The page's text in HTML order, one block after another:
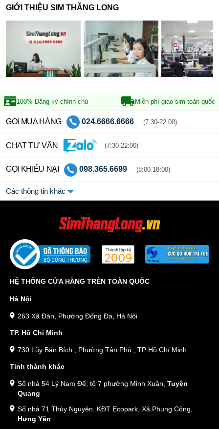
GIỚI THIỆU SIM THĂNG LONG
100% Đăng ký chính chủ Miễn phí giao sim toàn quốc
GỌI MUA HÀNG 024.6666.6666 (7:30-22:00)
CHAT TƯ VẤN (7:30-22:00)
GỌI KHIẾU NẠI 098.365.6699 (8:00-18:00)
Các thông tin khác
HỆ THỐNG CỬA HÀNG TRÊN TOÀN QUỐC
Hà Nội
263 Xã Đàn, Phường Đống Đa, Hà Nội
TP. Hồ Chí Minh
730 Lũy Bán Bích , Phường Tân Phú , TP Hồ Chí Minh
Tỉnh thành khác
Số nhà 54 Lý Nam Đế, tổ 7 phường Minh Xuân, Tuyên
Quang
Số nhà 71 Thủy Nguyên, KĐT Ecopark, Xã Phụng Công,
Hưng Yên